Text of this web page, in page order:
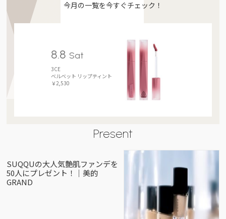
今月の一覧を今すぐチェック！
8.8 Sat
3CE
ベルベット リップティント
￥2,530
Present
SUQQUの大人気艶肌ファンデを
50人にプレゼント！｜美的
GRAND